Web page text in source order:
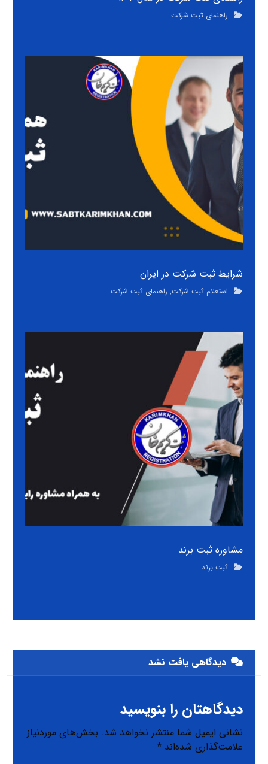
راهنمای ثبت شرکت
شرایط ثبت شرکت در ایران
استعلام ثبت شرکت, راهنمای ثبت شرکت
مشاوره ثبت برند
ثبت برند
دیدگاهی یافت نشد
دیدگاهتان را بنویسید
نشانی ایمیل شما منتشر نخواهد شد. بخش‌های موردنیاز
علامت‌گذاری شده‌اند*